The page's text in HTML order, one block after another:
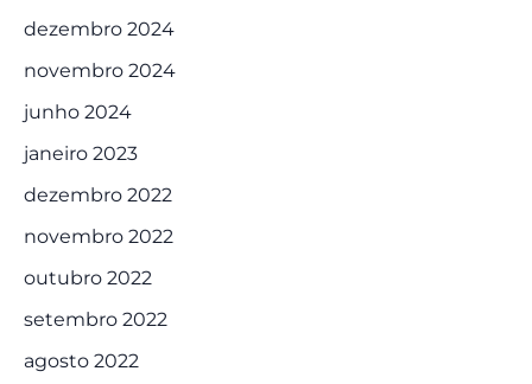
dezembro 2024
novembro 2024
junho 2024
janeiro 2023
dezembro 2022
novembro 2022
outubro 2022
setembro 2022
agosto 2022